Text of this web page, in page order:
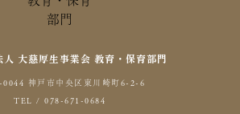
人 大慈厚生事業会 教育・保育部門
0044 神戸市中央区東川崎町6-2-6
TEL / 078-671-0684